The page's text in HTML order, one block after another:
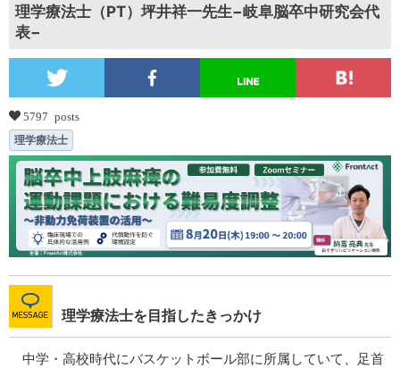
理学療法士（PT）坪井祥一先生−岐阜脳卒中研究会代
表−
5797 posts
理学療法士
理学療法士を目指したきっかけ
中学・高校時代にバスケットボール部に所属していて、足首